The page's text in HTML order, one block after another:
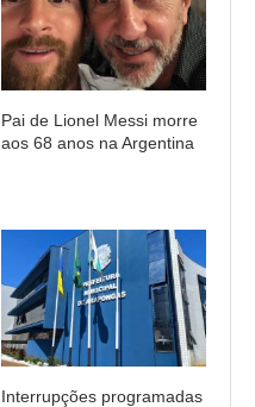
Pai de Lionel Messi morre
aos 68 anos na Argentina
Interrupções programadas